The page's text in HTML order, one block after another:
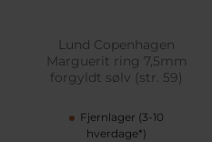
Lund Copenhagen
Marguerit ring 7,5mm
forgyldt sølv (str. 59)
Fjernlager (3-10
hverdage*)